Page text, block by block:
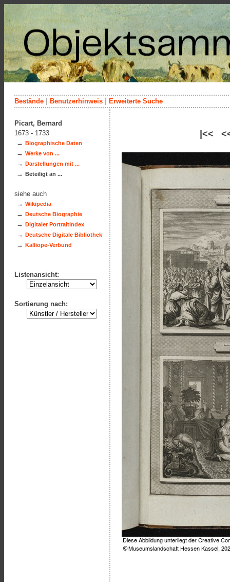
Bestände Benutzerhinweis Erweiterte Suche
|<<
Picart, Bernard
1673 - 1733
→ Biographische Daten
→ Werke von ...
→ Darstellungen mit ...
→ Beteiligt an ...
siehe auch
→ Wikipedia
→ Deutsche Biographie
→ Digitaler Portraitindex
→ Deutsche Digitale Bibliothek
→ Kalliope-Verbund
Listenansicht:
Sortierung nach: